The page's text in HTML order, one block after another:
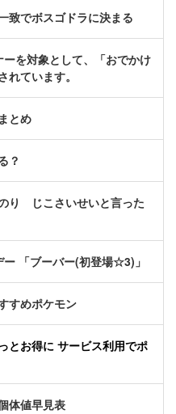
致でボスゴドラに決まる
ーを対象として、「おでかけ
ています。
とめ
？
じこさいせいと言った
ー 「ブーバー(初登場☆3)」
すめポケモン
とお得に サービス利用でポ
体値早見表